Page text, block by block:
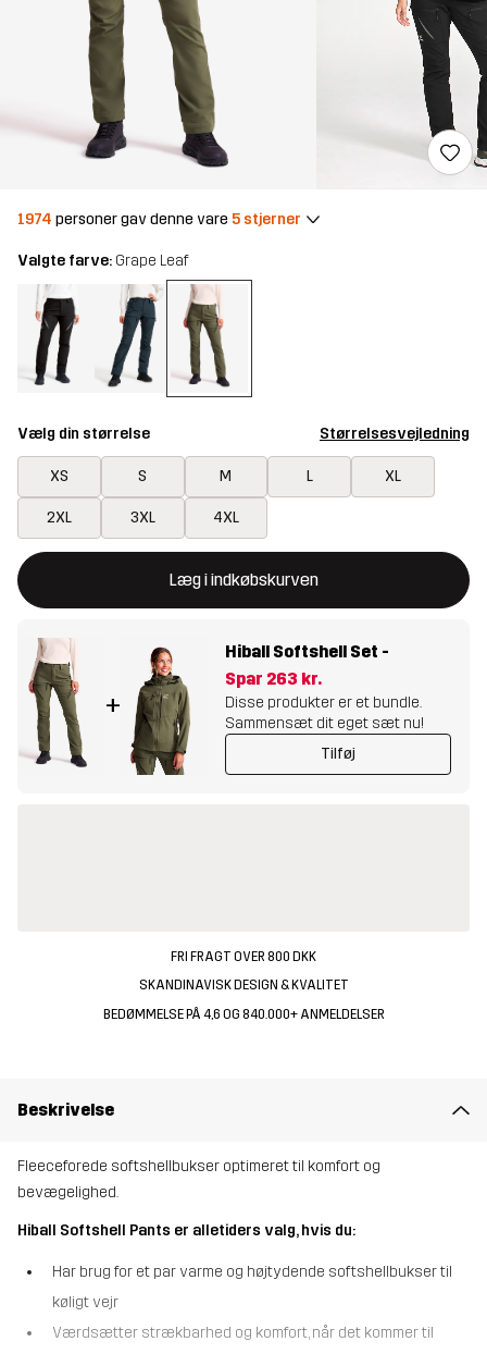
1974 personer gav denne vare 5 stjerner
Valgte farve: Grape Leaf
Vælg din størrelse Størrelsesvejledning
XS S M L XL
2XL 3XL 4XL
Læg i indkøbskurven
Denne knap åbner en modal, der bekræfter en ny vare i
{{size}} ikke tilgængelig
+
Hiball Softshell Set -
Spar 263 kr.
Disse produkter er et bundle.
Sammensæt dit eget sæt nu!
Tilføj
FRI FRAGT OVER 800 DKK
SKANDINAVISK DESIGN & KVALITET
BEDØMMELSE PÅ 4,6 OG 840.000+ ANMELDELSER
Beskrivelse
Fleeceforede softshellbukser optimeret til komfort og
bevægelighed.
Hiball Softshell Pants er alletiders valg, hvis du:
Har brug for et par varme og højtydende softshellbukser til
køligt vejr
Værdsætter strækbarhed og komfort, når det kommer til